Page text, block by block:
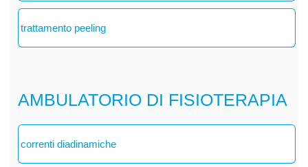
trattamento peeling
AMBULATORIO DI FISIOTERAPIA
correnti diadinamiche